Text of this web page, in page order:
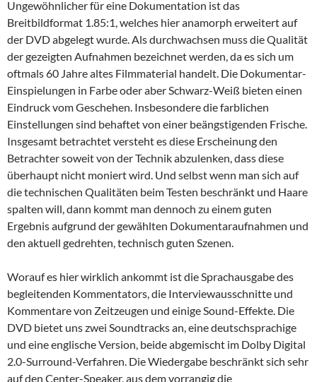
Ungewöhnlicher für eine Dokumentation ist das
Breitbildformat 1.85:1, welches hier anamorph erweitert auf
der DVD abgelegt wurde. Als durchwachsen muss die Qualität
der gezeigten Aufnahmen bezeichnet werden, da es sich um
oftmals 60 Jahre altes Filmmaterial handelt. Die Dokumentar-
Einspielungen in Farbe oder aber Schwarz-Weiß bieten einen
Eindruck vom Geschehen. Insbesondere die farblichen
Einstellungen sind behaftet von einer beängstigenden Frische.
Insgesamt betrachtet versteht es diese Erscheinung den
Betrachter soweit von der Technik abzulenken, dass diese
überhaupt nicht moniert wird. Und selbst wenn man sich auf
die technischen Qualitäten beim Testen beschränkt und Haare
spalten will, dann kommt man dennoch zu einem guten
Ergebnis aufgrund der gewählten Dokumentaraufnahmen und
den aktuell gedrehten, technisch guten Szenen.
Worauf es hier wirklich ankommt ist die Sprachausgabe des
begleitenden Kommentators, die Interviewausschnitte und
Kommentare von Zeitzeugen und einige Sound-Effekte. Die
DVD bietet uns zwei Soundtracks an, eine deutschsprachige
und eine englische Version, beide abgemischt im Dolby Digital
2.0-Surround-Verfahren. Die Wiedergabe beschränkt sich sehr
auf den Center-Speaker, aus dem vorrangig die